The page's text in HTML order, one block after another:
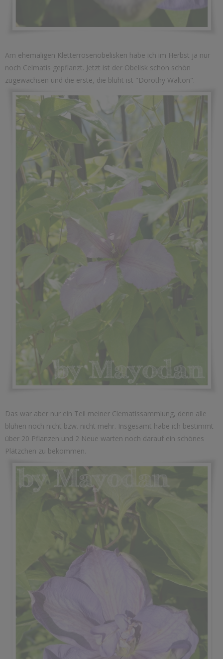
Am ehemaligen Kletterrosenobelisken habe ich im Herbst ja nur
noch Celmatis gepflanzt. Jetzt ist der Obelisk schon schön
zugewachsen und die erste, die blüht ist "Dorothy Walton".
Das war aber nur ein Teil meiner Clematissammlung, denn alle
blühen noch nicht bzw. nicht mehr. Insgesamt habe ich bestimmt
über 20 Pflanzen und 2 Neue warten noch darauf ein schönes
Plätzchen zu bekommen.